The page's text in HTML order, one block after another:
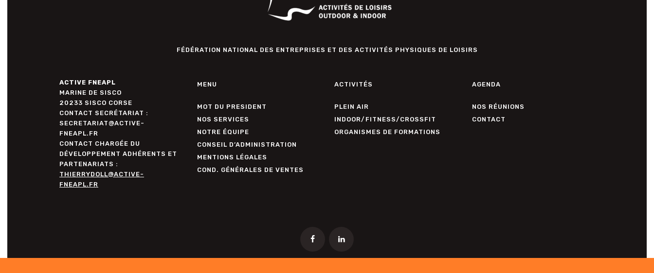
FÉDÉRATION NATIONAL DES ENTREPRISES ET DES ACTIVITÉS PHYSIQUES DE LOISIRS
ACTIVE FNEAPL
MARINE DE SISCO
20233 SISCO CORSE
CONTACT SECRÉTARIAT :
SECRETARIAT@ACTIVE-
FNEAPL.FR
CONTACT CHARGÉE DU
DÉVELOPPEMENT ADHÉRENTS ET
PARTENARIATS :
THIERRYDOLL@ACTIVE-
FNEAPL.FR
MENU
MOT DU PRESIDENT
NOS SERVICES
NOTRE ÉQUIPE
CONSEIL D’ADMINISTRATION
MENTIONS LÉGALES
COND. GÉNÉRALES DE VENTES
ACTIVITÉS
PLEIN AIR
INDOOR/FITNESS/CROSSFIT
ORGANISMES DE FORMATIONS
AGENDA
NOS RÉUNIONS
CONTACT